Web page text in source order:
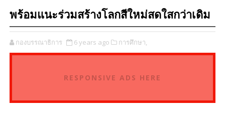
พร้อมแนะร่วมสร้างโลกสีใหม่สดใสกว่าเดิม
กองบรรณาธิการ 6 years ago การศึกษา,
RESPONSIVE ADS HERE